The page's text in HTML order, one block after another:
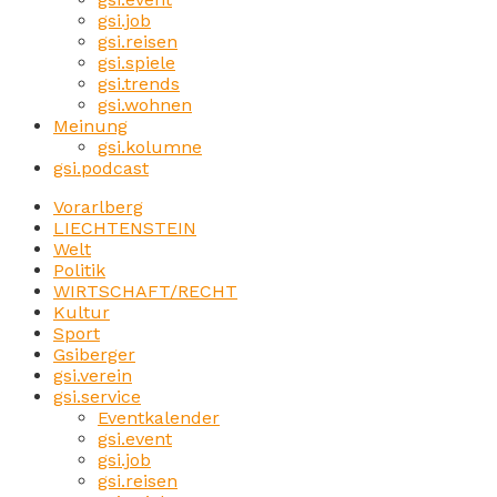
gsi.job
gsi.reisen
gsi.spiele
gsi.trends
gsi.wohnen
Meinung
gsi.kolumne
gsi.podcast
Vorarlberg
LIECHTENSTEIN
Welt
Politik
WIRTSCHAFT/RECHT
Kultur
Sport
Gsiberger
gsi.verein
gsi.service
Eventkalender
gsi.event
gsi.job
gsi.reisen